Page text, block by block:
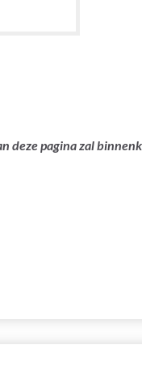
deze pagina zal